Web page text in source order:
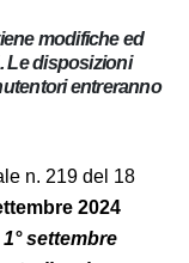
modifiche ed
Le disposizioni
n. 219 del 18
2024
1° settembre